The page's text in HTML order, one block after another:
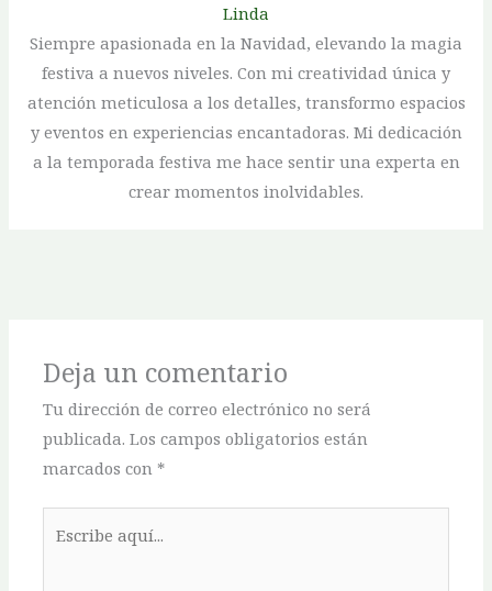
Linda
Siempre apasionada en la Navidad, elevando la magia
festiva a nuevos niveles. Con mi creatividad única y
atención meticulosa a los detalles, transformo espacios
y eventos en experiencias encantadoras. Mi dedicación
a la temporada festiva me hace sentir una experta en
crear momentos inolvidables.
Deja un comentario
Tu dirección de correo electrónico no será
publicada. Los campos obligatorios están
marcados con *